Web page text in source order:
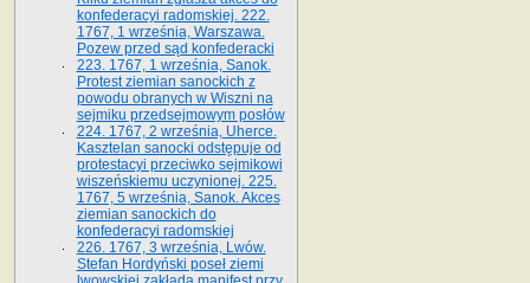
konfederacyi radomskiej. 222.
1767, 1 września, Warszawa.
Pozew przed sąd konfederacki
223. 1767, 1 września, Sanok.
Protest ziemian sanockich z
powodu obranych w Wiszni na
sejmiku przedsejmo­wym posłów
224. 1767, 2 września, Uherce.
Kasztelan sanocki odstępuje od
protestacyi przeciwko sejmikowi
wiszeńskiemu uczynionej. 225.
1767, 5 września, Sanok. Akces
ziemian sanockich do
konfederacyi radomskiej
226. 1767, 3 września, Lwów.
Stefan Hordyński poseł ziemi